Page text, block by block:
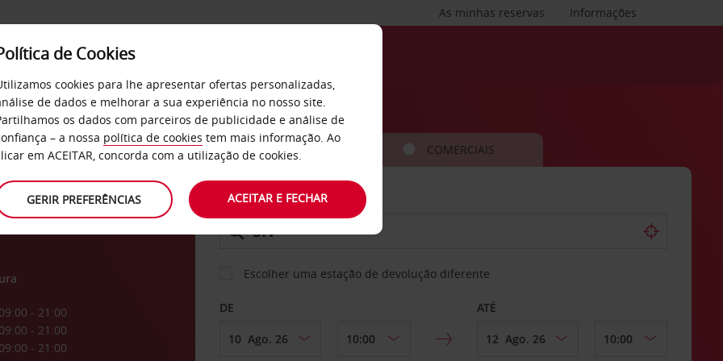
Informações
As minhas reservas
SERVIÇOS EMPRESAS
09:00 - 21:00
09:00 - 21:00
09:00 - 21:00
CARRO COMERCIAIS
LEVANTAR EM
Escolher uma estação de devolução diferente
DE ATÉ
de Cookies
cookies para lhe apresentar ofertas personalizadas,
de dados e melhorar a sua experiência no nosso site.
os dados com parceiros de publicidade e análise de
– a nossa política de cookies tem mais informação. Ao
em ACEITAR, concorda com a utilização de cookies.
GERIR PREFERÊNCIAS ACEITAR E FECHAR